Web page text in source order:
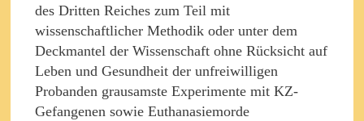
des Dritten Reiches zum Teil mit
wissenschaftlicher Methodik oder unter dem
Deckmantel der Wissenschaft ohne Rücksicht auf
Leben und Gesundheit der unfreiwilligen
Probanden grausamste Experimente mit KZ-
Gefangenen sowie Euthanasiemorde